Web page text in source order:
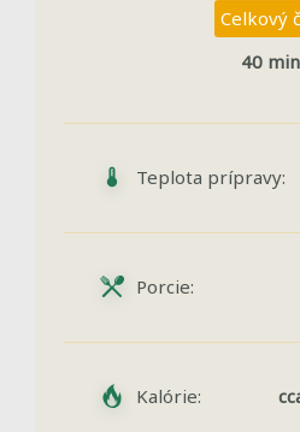
Celkový
40 min
Teplota prípravy:
Porcie:
Kalórie: